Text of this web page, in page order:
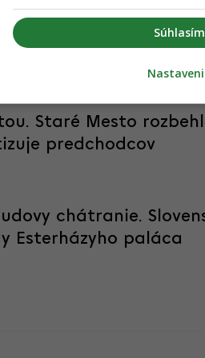
centrum. Staré
náplňou
Staré Mesto
predchodcov
chátranie.
Esterházyho paláca
Súhlasím